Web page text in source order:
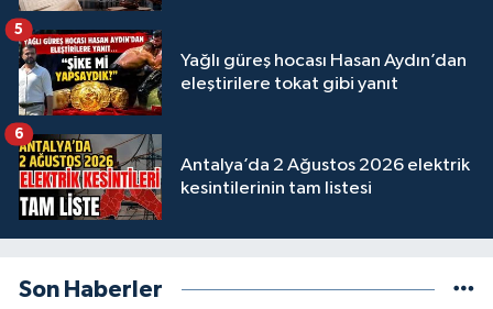
Yağlı güreş hocası Hasan Aydın’dan
eleştirilere tokat gibi yanıt
5
Antalya’da 2 Ağustos 2026 elektrik
kesintilerinin tam listesi
6
Son Haberler